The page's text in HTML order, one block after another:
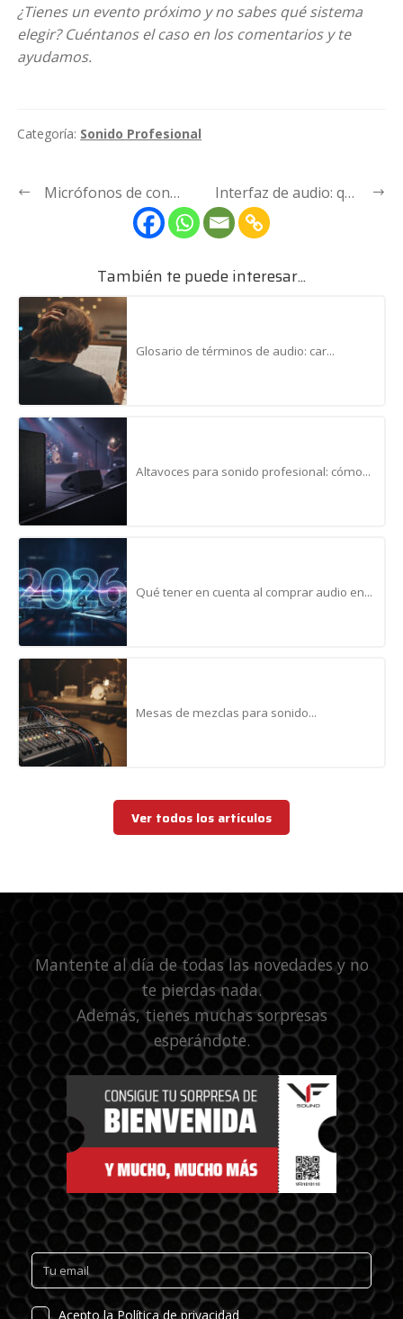
¿Tienes un evento próximo y no sabes qué sistema
elegir? Cuéntanos el caso en los comentarios y te
ayudamos.
Categoría: Sonido Profesional
Navegación
Anterior:
Micrófonos de condensador para grabar en casa: qué son, cómo funcionan y cuál elegir Siguiente:
Interfaz de audio: qué es, para qué sirve y cuál elegir para tu home studio
También te puede interesar...
Glosario de términos de audio: car...
Altavoces para sonido profesional: cómo...
Qué tener en cuenta al comprar audio en...
Mesas de mezclas para sonido...
Ver todos los artículos
Mantente al día de todas las novedades y no
te pierdas nada.
Además, tienes muchas sorpresas
esperándote.